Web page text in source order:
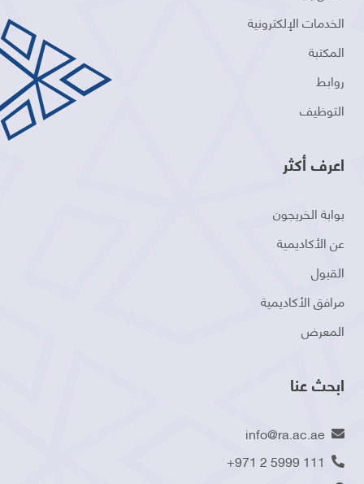
الخدمات الإلكترونية
المكتبة
روابط
التوظيف
اعرف أكثر
بوابة الخريجون
عن الأكاديمية
القبول
مرافق الأكاديمية
المعرض
ابحث عنا
info@ra.ac.ae
+971 2 5999 111